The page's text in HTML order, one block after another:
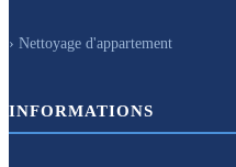
› Nettoyage d'appartement
INFORMATIONS